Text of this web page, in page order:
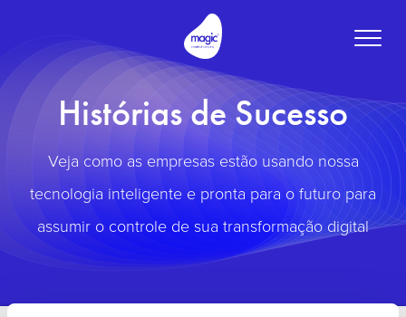
Toggle
Histórias de Sucesso
Veja como as empresas estão usando nossa
tecnologia inteligente e pronta para o futuro para
assumir o controle de sua transformação digital